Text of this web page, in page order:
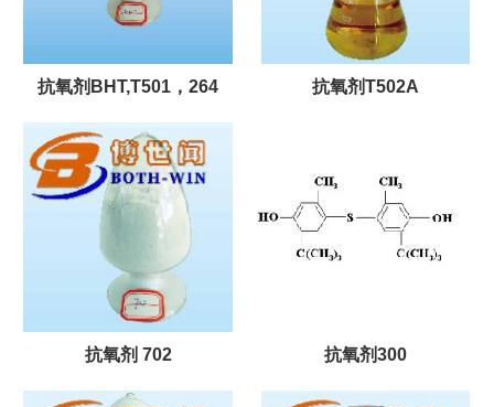
抗氧剂BHT,T501，264 抗氧剂T502A
抗氧剂 702 抗氧剂300